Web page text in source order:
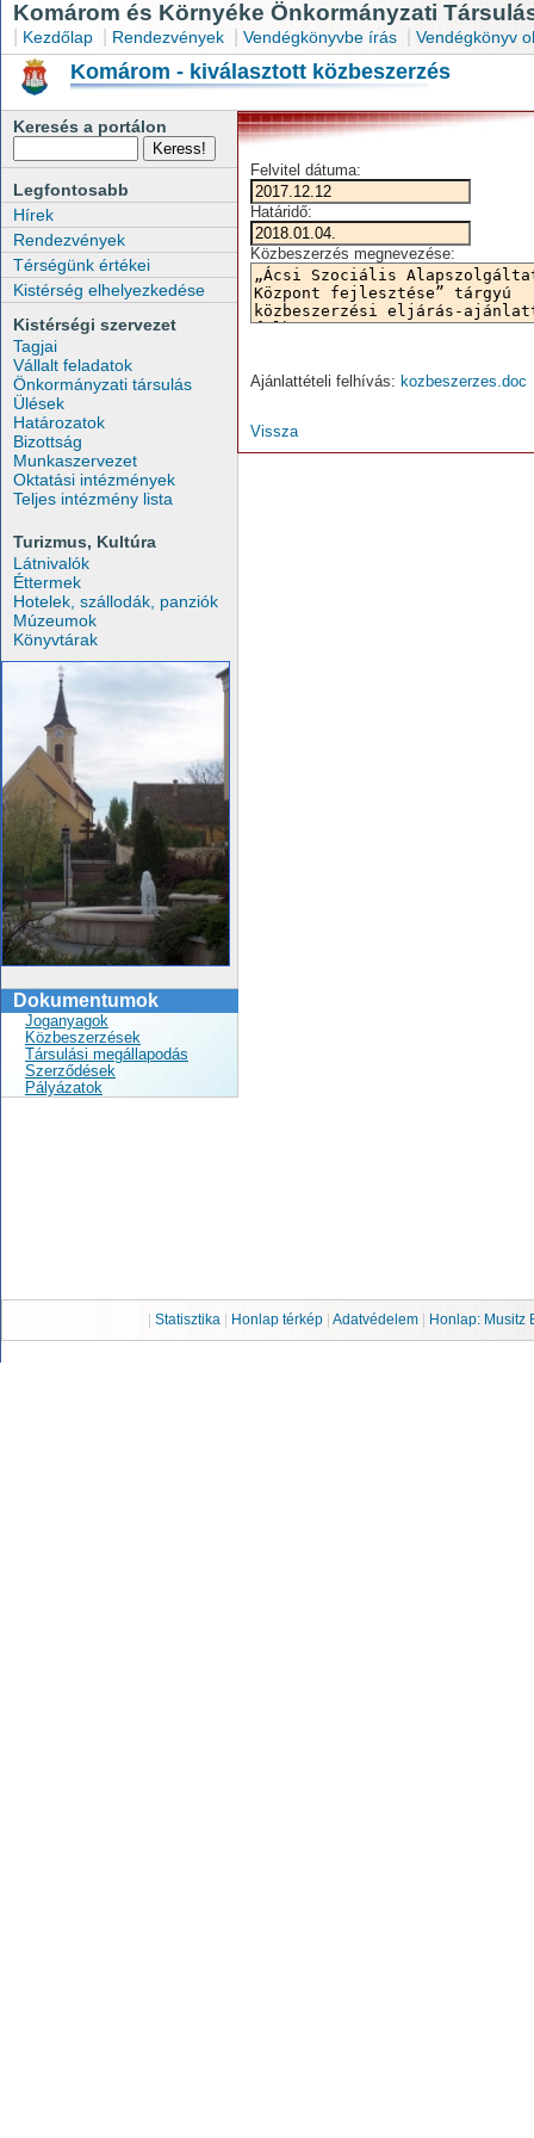
Komárom és Környéke Önkormányzati
Kezdőlap Rendezvények Vendégkönyvbe írás Vendégkönyv
Komárom - kiválasztott közbeszerzés
Keresés a portálon
Legfontosabb
Hírek
Rendezvények
Térségünk értékei
Kistérség elhelyezkedése
Kistérségi szervezet
Tagjai
Vállalt feladatok
Önkormányzati társulás
Ülések
Határozatok
Bizottság
Munkaszervezet
Oktatási intézmények
Teljes intézmény lista
Turizmus, Kultúra
Látnivalók
Éttermek
Hotelek, szállodák, panziók
Múzeumok
Könyvtárak
Dokumentumok
Joganyagok
Közbeszerzések
Társulási megállapodás
Szerződések
Pályázatok
Felvitel dátuma:
Határidő:
Közbeszerzés megnevezése:
Ajánlattételi felhívás: kozbeszerzes.doc
Vissza
Statisztika Honlap térkép Adatvédelem| Honlap: Musitz